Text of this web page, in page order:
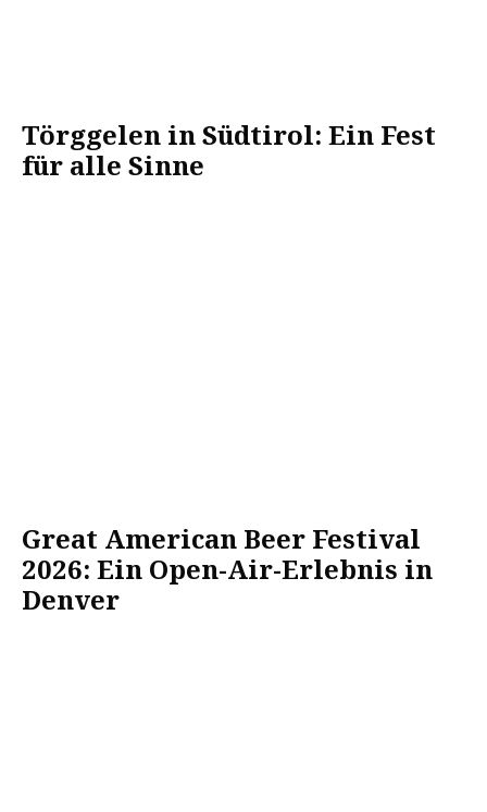
Törggelen in Südtirol: Ein Fest
für alle Sinne
Great American Beer Festival
2026: Ein Open-Air-Erlebnis in
Denver